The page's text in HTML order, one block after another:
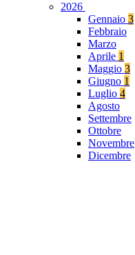
2026
Gennaio 3
Febbraio
Marzo
Aprile 1
Maggio 3
Giugno 1
Luglio 4
Agosto
Settembre
Ottobre
Novembre
Dicembre